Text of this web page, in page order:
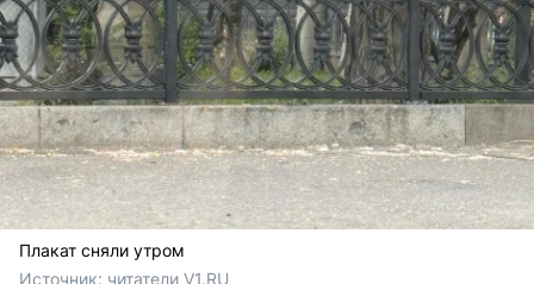
Плакат сняли утром
Источник: читатели V1.RU